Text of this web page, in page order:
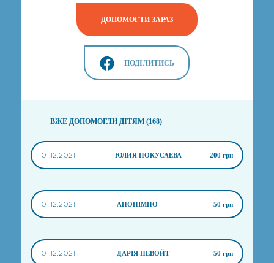
ДОПОМОГТИ ЗАРАЗ
ПОДІЛИТИСЬ
ВЖЕ ДОПОМОГЛИ ДІТЯМ (168)
01.12.2021 ЮЛИЯ ПОКУСАЕВА 200 грн
01.12.2021 АНОНІМНО 50 грн
01.12.2021 ДАРІЯ НЕВОЙТ 50 грн